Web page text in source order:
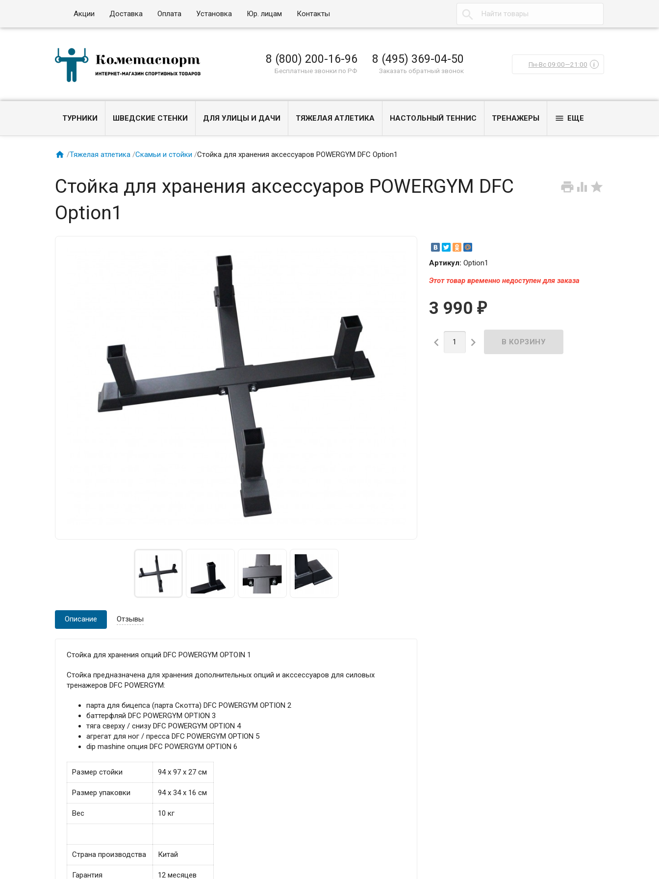
Акции Доставка Оплата Установка Юр. лицам Контакты 
8 (800) 200-16-96
Бесплатные звонки по РФ
8 (495) 369-04-50
Заказать обратный звонок
Пн-Вс 09:00—21:00 i
ТУРНИКИ ШВЕДСКИЕ СТЕНКИ ДЛЯ УЛИЦЫ И ДАЧИ ТЯЖЕЛАЯ АТЛЕТИКА НАСТОЛЬНЫЙ ТЕННИС ТРЕНАЖЕРЫ  ЕЩЕ
 /Тяжелая атлетика /Скамьи и стойки /Стойка для хранения аксессуаров POWERGYM DFC Option1
  
Стойка для хранения аксессуаров POWERGYM DFC
Option1
Артикул: Option1
Этот товар временно недоступен для заказа
3 990 ₽
 
Описание Отзывы
Стойка для хранения опций DFC POWERGYM OPTOIN 1
Стойка предназначена для хранения дополнительных опций и акссессуаров для силовых
тренажеров DFC POWERGYM:
парта для бицепса (парта Скотта) DFC POWERGYM OPTION 2
баттерфляй DFC POWERGYM OPTION 3
тяга сверху / снизу DFC POWERGYM OPTION 4
агрегат для ног / пресса DFC POWERGYM OPTION 5
dip mashine опция DFC POWERGYM OPTION 6
Размер стойки 94 х 97 х 27 см
Размер упаковки 94 х 34 х 16 см
Вес 10 кг
Страна производства Китай
Гарантия 12 месяцев